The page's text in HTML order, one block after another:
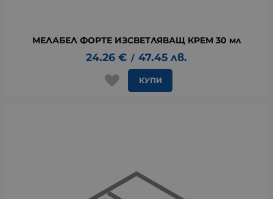
МЕЛАБЕЛ ФОРТЕ ИЗСВЕТЛЯВАЩ КРЕМ 30 мл
24.26 € / 47.45 лв.
КУПИ